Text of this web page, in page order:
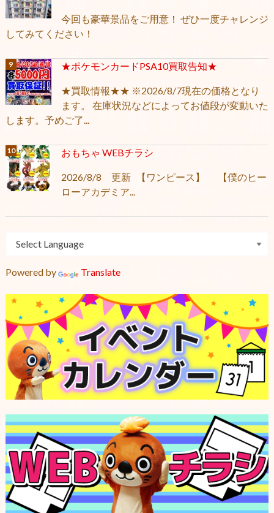
今回も豪華景品をご用意！ ぜひ一度チャレンジ
してみてください！
★ポケモンカードPSA10買取告知★
★買取情報★★ ※2026/8/7現在の価格となり
ます。 在庫状況などによってお値段が変動いた
します。予めご了...
おもちゃ WEBチラシ
2026/8/8 更新 【ワンピース】 【僕のヒー
ローアカデミア...
Powered by Translate